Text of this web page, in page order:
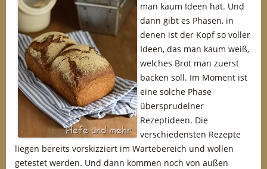
man kaum Ideen hat. Und
dann gibt es Phasen, in
denen ist der Kopf so voller
Ideen, das man kaum weiß,
welches Brot man zuerst
backen soll. Im Moment ist
eine solche Phase
übersprudelner
Rezeptideen. Die
verschiedensten Rezepte
liegen bereits vorskizziert im Wartebereich und wollen
getestet werden. Und dann kommen noch von außen